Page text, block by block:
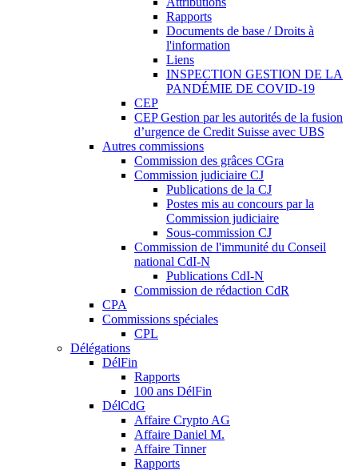
Rapports
Documents de base / Droits à
l'information
Liens
INSPECTION GESTION DE LA
PANDÉMIE DE COVID-19
CEP
CEP Gestion par les autorités de la fusion
d’urgence de Credit Suisse avec UBS
Autres commissions
Commission des grâces CGra
Commission judiciaire CJ
Publications de la CJ
Postes mis au concours par la
Commission judiciaire
Sous-commission CJ
Commission de l'immunité du Conseil
national CdI-N
Publications CdI-N
Commission de rédaction CdR
CPA
Commissions spéciales
CPL
Délégations
DélFin
Rapports
100 ans DélFin
DélCdG
Affaire Crypto AG
Affaire Daniel M.
Affaire Tinner
Rapports